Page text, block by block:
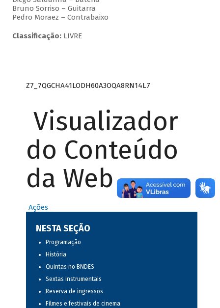
Bruno Sorriso – Guitarra
Pedro Moraez – Contrabaixo
Classificação:LIVRE
Z7_7QGCHA41LODH60A3OQA8RN14L7
Visualizador
do Conteúdo
da Web
Ações
NESTA SEÇÃO
Programação
História
Quintas no BNDES
Sextas instrumentais
Reserva de ingressos
Filmes e festivais de cinema